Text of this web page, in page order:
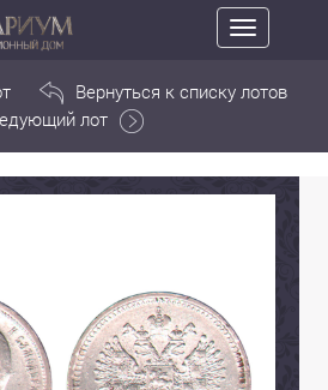
Toggle
navigation
Вернуться к списку лотов
лот